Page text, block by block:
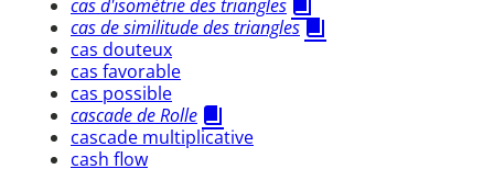
cas d'isométrie des triangles
cas de similitude des triangles
cas douteux
cas favorable
cas possible
cascade de Rolle
cascade multiplicative
cash flow